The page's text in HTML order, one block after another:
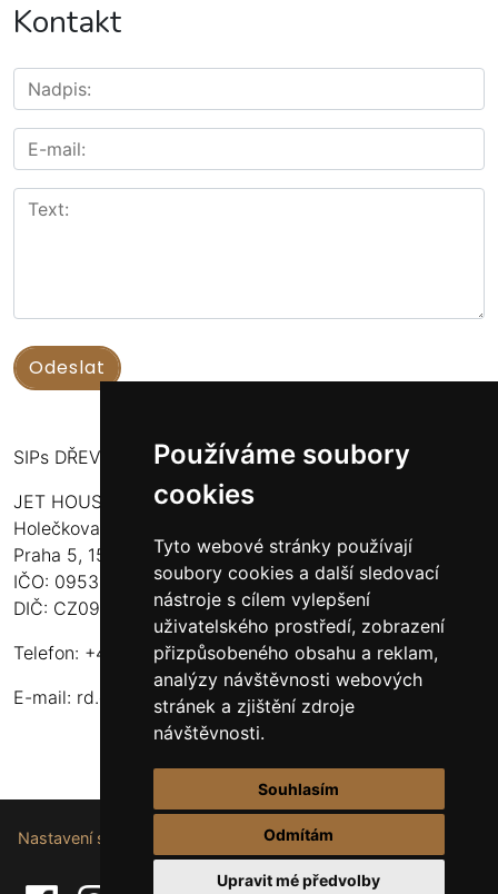
Používáme soubory
cookies
Tyto webové stránky používají
soubory cookies a další sledovací
nástroje s cílem vylepšení
uživatelského prostředí, zobrazení
přizpůsobeného obsahu a reklam,
analýzy návštěvnosti webových
stránek a zjištění zdroje
návštěvnosti.
Souhlasím
Odmítám
Upravit mé předvolby
Kontakt
SIPs DŘEVOSTAVBY
JET HOUSE S.R.O.
Holečkova 789/49
Praha 5, 150 00
IČO: 09532935
DIČ: CZ09532935
Telefon: +420 737 107 003
E-mail: rd.drevostavby@gmail.com
Nastavení souborů cookie.